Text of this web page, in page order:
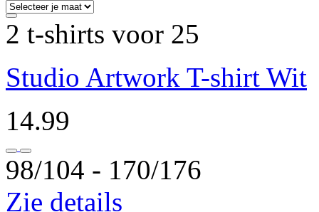
2 t-shirts voor 25
Studio Artwork T-shirt Wit
14.99
98/104 ‐ 170/176
Zie details